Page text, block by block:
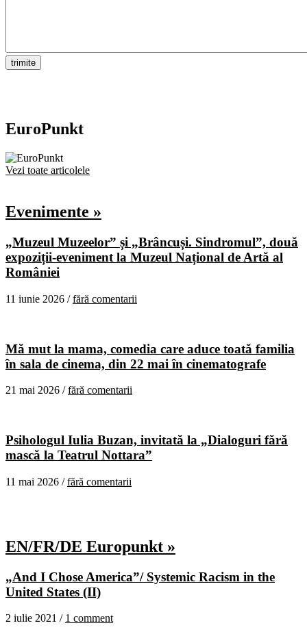
EuroPunkt
Vezi toate articolele
Evenimente »
„Muzeul Muzeelor” și „Brâncuși. Sindromul”, două
expoziții-eveniment la Muzeul Național de Artă al
României
11 iunie 2026 /fără comentarii
Mă mut la mama, comedia care aduce toată familia
în sala de cinema, din 22 mai în cinematografe
21 mai 2026 /fără comentarii
Psihologul Iulia Buzan, invitată la „Dialoguri fără
mască la Teatrul Nottara”
11 mai 2026 /fără comentarii
EN/FR/DE Europunkt »
„And I Chose America”/ Systemic Racism in the
United States (II)
2 iulie 2021 / 1 comment